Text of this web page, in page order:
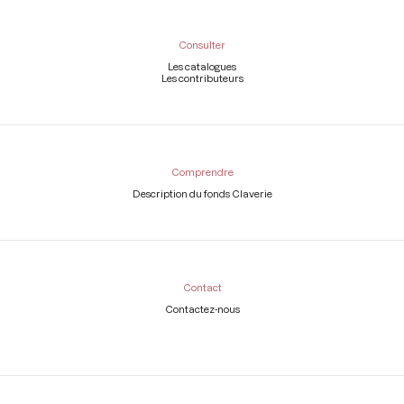
Consulter
Les catalogues
Les contributeurs
Comprendre
Description du fonds Claverie
Contact
Contactez-nous
Légal